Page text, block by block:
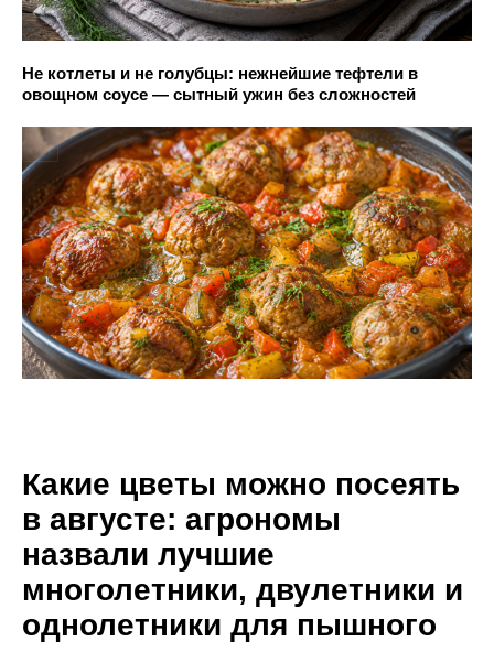
Не котлеты и не голубцы: нежнейшие тефтели в
овощном соусе — сытный ужин без сложностей
Какие цветы можно посеять
в августе: агрономы
назвали лучшие
многолетники, двулетники и
однолетники для пышного